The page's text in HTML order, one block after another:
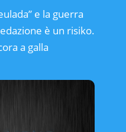
e la guerra
è un risiko.
a galla